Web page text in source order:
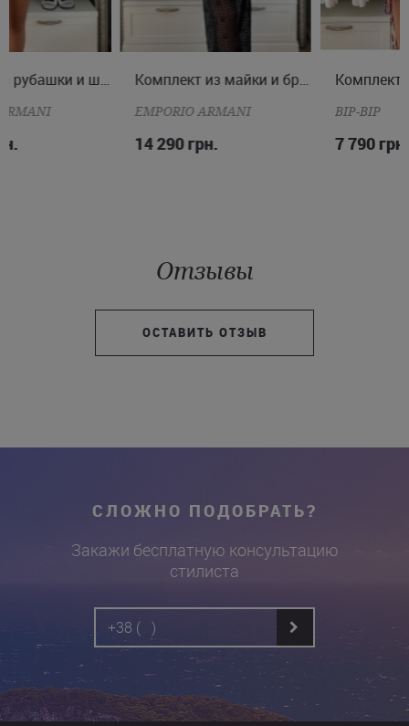
S M L Комплект из майки и брюк
EMPORIO ARMANI
S
Комплект из топа и юбки
BIP-BIP
Отзывы
ОСТАВИТЬ ОТЗЫВ
СЛОЖНО ПОДОБРАТЬ?
Закажи бесплатную консультацию
стилиста